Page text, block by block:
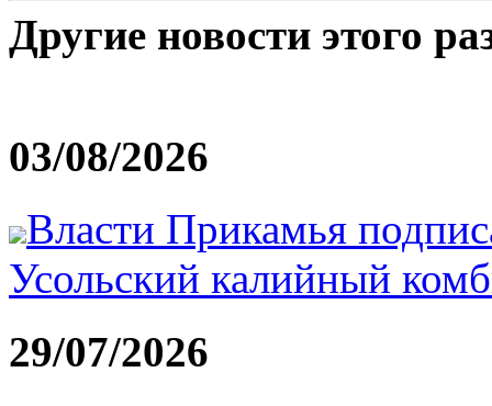
Другие новости этого
03/08/2026
Власти Прикамья
Усольский калийный
29/07/2026